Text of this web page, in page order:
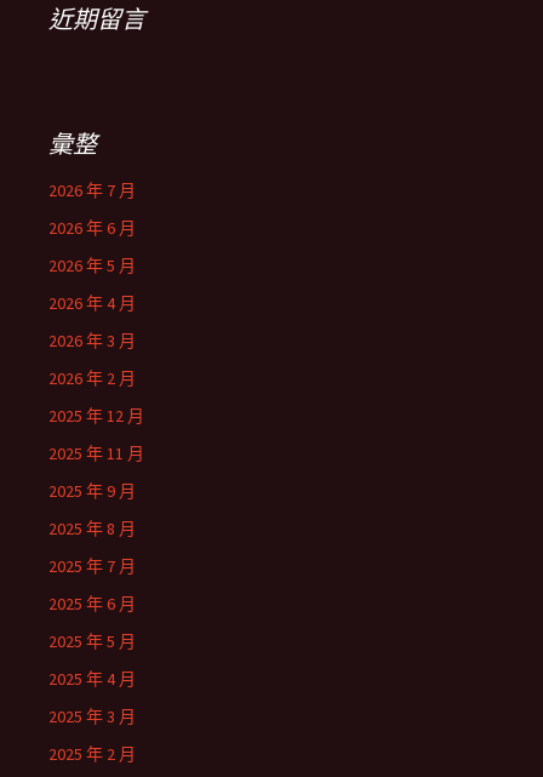
近期留言
彙整
2026 年 7 月
2026 年 6 月
2026 年 5 月
2026 年 4 月
2026 年 3 月
2026 年 2 月
2025 年 12 月
2025 年 11 月
2025 年 9 月
2025 年 8 月
2025 年 7 月
2025 年 6 月
2025 年 5 月
2025 年 4 月
2025 年 3 月
2025 年 2 月